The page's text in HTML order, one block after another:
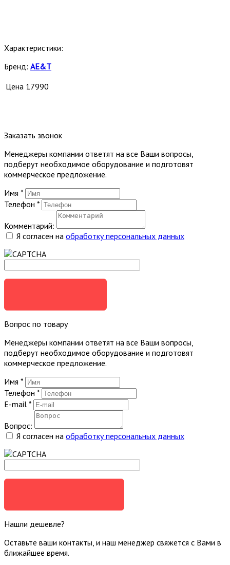
Характеристики:
Бренд: AE&T
Цена 17990
Заказать звонок
Менеджеры компании ответят на все Ваши вопросы,
подберут необходимое оборудование и подготовят
коммерческое предложение.
Имя *
Телефон *
Комментарий:
Я согласен на обработку персональных данных
Вопрос по товару
Менеджеры компании ответят на все Ваши вопросы,
подберут необходимое оборудование и подготовят
коммерческое предложение.
Имя *
Телефон *
E-mail *
Вопрос:
Я согласен на обработку персональных данных
Нашли дешевле?
Оставьте ваши контакты, и наш менеджер свяжется с Вами в
ближайшее время.